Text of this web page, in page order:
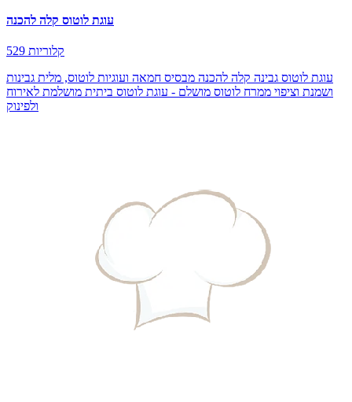
עוגת לוטוס קלה להכנה
529 קלוריות
עוגת לוטוס גבינה קלה להכנה מבסיס חמאה ועוגיות לוטוס, מלית גבינות
ושמנת וציפוי ממרח לוטוס מושלם - עוגת לוטוס ביתית מושלמת לאירוח
ולפינוק